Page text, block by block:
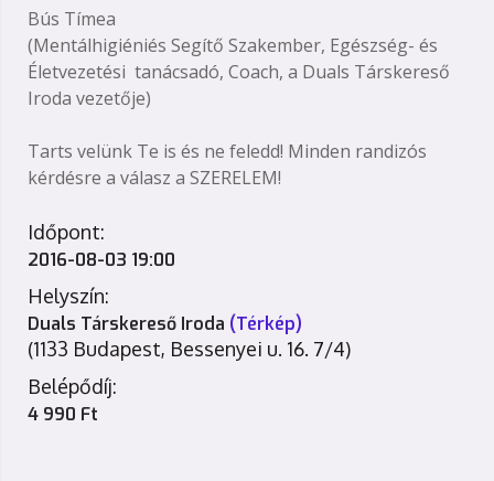
Bús Tímea
(Mentálhigiéniés Segítő Szakember, Egészség- és
Életvezetési tanácsadó, Coach, a Duals Társkereső
Iroda vezetője)
Tarts velünk Te is és ne feledd! Minden randizós
kérdésre a válasz a SZERELEM!
Időpont:
2016-08-03 19:00
Helyszín:
Duals Társkereső Iroda (Térkép)
(1133 Budapest, Bessenyei u. 16. 7/4)
Belépődíj:
4 990 Ft